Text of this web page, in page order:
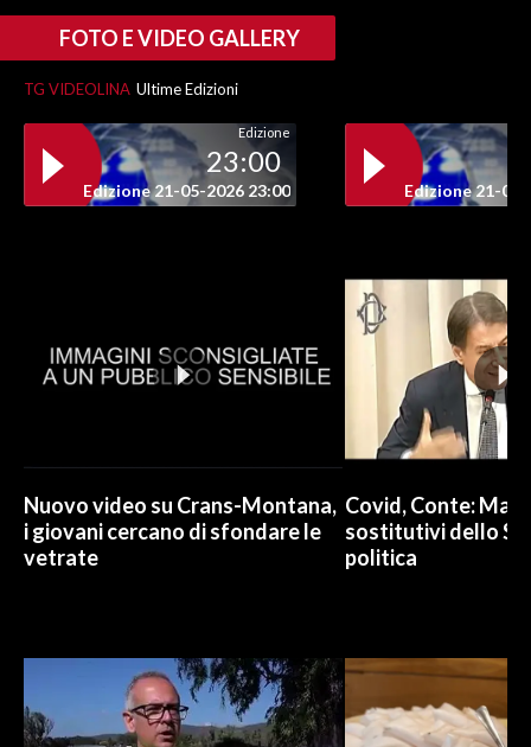
FOTO E VIDEO GALLERY
TG VIDEOLINA Ultime Edizioni
Edizione
23:00
Edizione 21-05-2026 23:00 Edizione 21-05-
Nuovo video su Crans-Montana,
i giovani cercano di sfondare le
vetrate
Covid, Conte: Mai
sostitutivi dello
politica